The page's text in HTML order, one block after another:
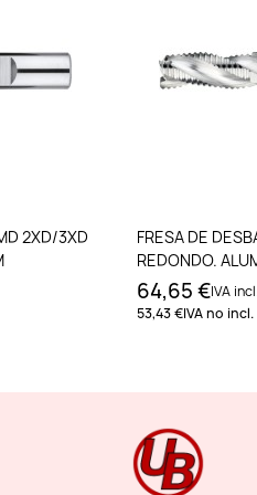
2XD/3XD
FRESA DE
REDONDO.
64,65 €IVA
53,43 €IVA no incl.